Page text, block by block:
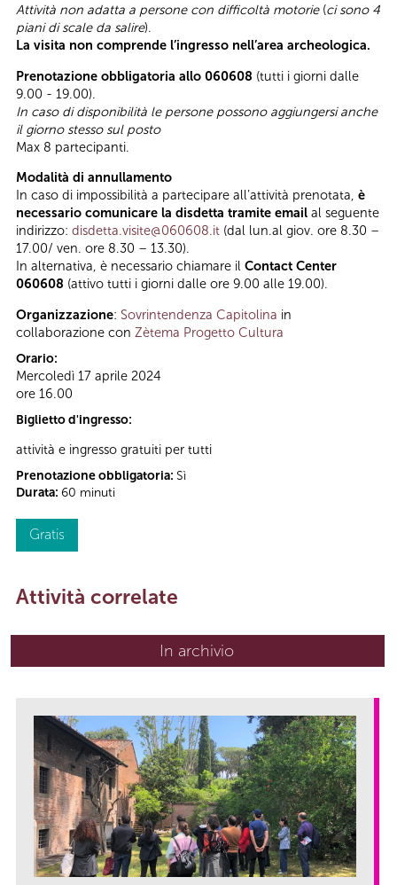
Attività non adatta a persone con difficoltà motorie(ci sono 4
piani di scale da salire).
La visita non comprende l’ingresso nell’area archeologica.
Prenotazione obbligatoria allo 060608 (tutti i giorni dalle
9.00 - 19.00).
In caso di disponibilità le persone possono aggiungersi anche
il giorno stesso sul posto
Max 8 partecipanti.
Modalità di annullamento
In caso di impossibilità a partecipare all’attività prenotata, è
necessario comunicare la disdetta tramite email al seguente
indirizzo: disdetta.visite@060608.it (dal lun.al giov. ore 8.30 –
17.00/ ven. ore 8.30 – 13.30).
In alternativa, è necessario chiamare il Contact Center
060608 (attivo tutti i giorni dalle ore 9.00 alle 19.00).
Organizzazione: Sovrintendenza Capitolina in
collaborazione con Zètema Progetto Cultura
Orario:
Mercoledì 17 aprile 2024
ore 16.00
Biglietto d'ingresso:
attività e ingresso gratuiti per tutti
Prenotazione obbligatoria: Sì
Durata: 60 minuti
Gratis
Attività correlate
In archivio